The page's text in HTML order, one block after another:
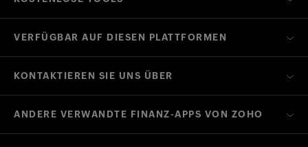
VERFÜGBAR AUF DIESEN PLATTFORMEN
KONTAKTIEREN SIE UNS ÜBER
ANDERE VERWANDTE FINANZ-APPS VON ZOHO